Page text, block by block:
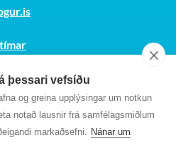
þessari vefsíðu
og greina upplýsingar um notkun
notað lausnir frá samfélagsmiðlum
markaðsefni. Nánar um